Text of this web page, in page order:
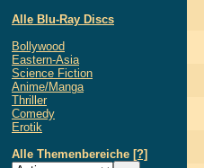
Alle Blu-Ray Discs
Bollywood
Eastern-Asia
Science Fiction
Anime/Manga
Thriller
Comedy
Erotik
Alle Themenbereiche [?]